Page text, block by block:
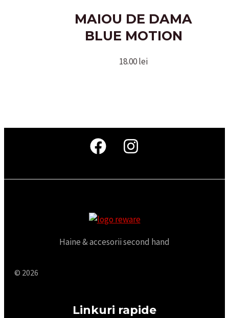
MAIOU DE DAMA
BLUE MOTION
18.00lei
Haine & accesorii second hand
© 2026
Linkuri rapide